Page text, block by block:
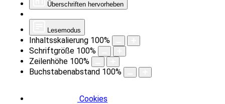
Überschriften hervorheben
Lesemodus
Inhaltsskalierung 100%
Schriftgröße 100%
Zeilenhöhe 100%
Buchstabenabstand 100%
Cookies